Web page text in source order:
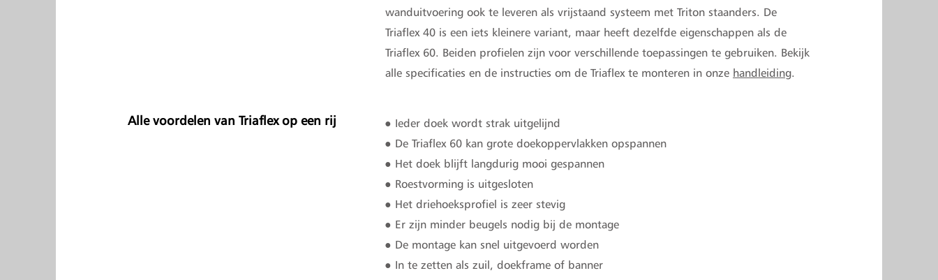
wanduitvoering ook te leveren als vrijstaand systeem met Triton staanders. De
Triaflex 40 is een iets kleinere variant, maar heeft dezelfde eigenschappen als de
Triaflex 60. Beiden profielen zijn voor verschillende toepassingen te gebruiken. Bekijk
alle specificaties en de instructies om de Triaflex te monteren in onze handleiding.
Alle voordelen van Triaflex op een rij
● Ieder doek wordt strak uitgelijnd
● De Triaflex 60 kan grote doekoppervlakken opspannen
● Het doek blijft langdurig mooi gespannen
● Roestvorming is uitgesloten
● Het driehoeksprofiel is zeer stevig
● Er zijn minder beugels nodig bij de montage
● De montage kan snel uitgevoerd worden
● In te zetten als zuil, doekframe of banner